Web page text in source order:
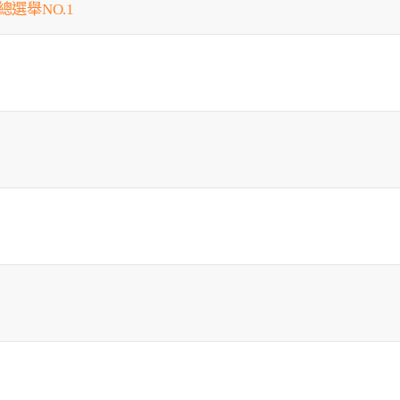
選舉NO.1